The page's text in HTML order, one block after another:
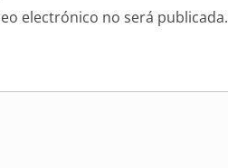
electrónico no será publicada.